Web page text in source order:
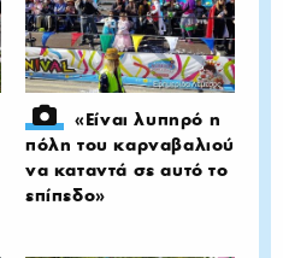
«Είναι λυπηρό η
πόλη του καρναβαλιού
να καταντά σε αυτό το
επίπεδο»